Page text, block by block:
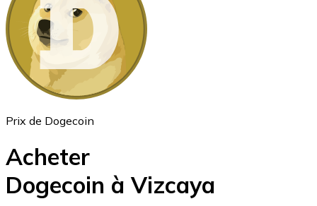
Ethereum
ETH
Prix de Dogecoin
Acheter
Dogecoin à Vizcaya